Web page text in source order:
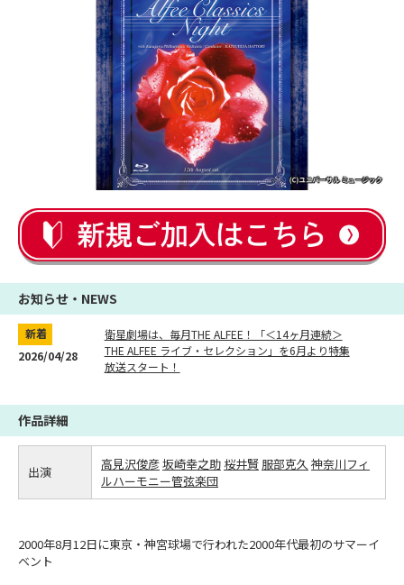
お知らせ・NEWS
新着
2026/04/28
衛星劇場は、毎月THE ALFEE！「＜14ヶ月連続＞
THE ALFEE ライブ・セレクション」を6月より特集
放送スタート！
作品詳細
出演 高見沢俊彦坂崎幸之助 桜井賢 服部克久 神奈川フィ
ルハーモニー管弦楽団
2000年8月12日に東京・神宮球場で行われた2000年代最初のサマーイ
ベント